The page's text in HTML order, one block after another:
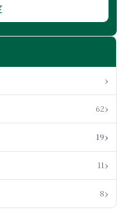
›
62›
19›
11›
8›